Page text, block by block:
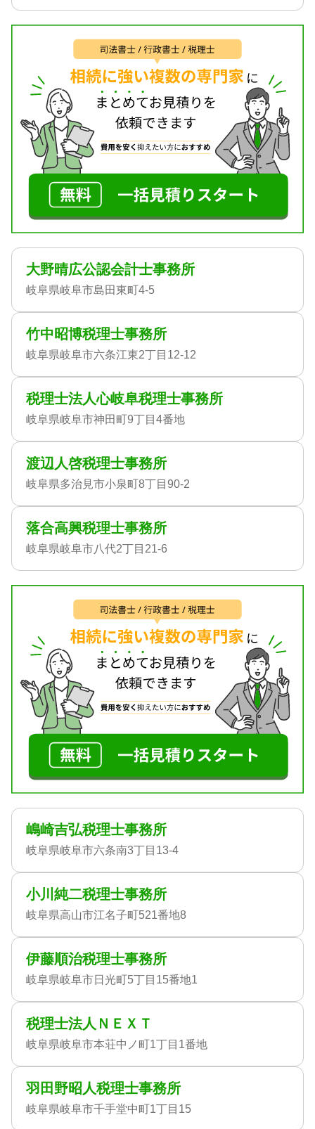
大野晴広公認会計士事務所
岐阜県岐阜市島田東町4-5
竹中昭博税理士事務所
岐阜県岐阜市六条江東2丁目12-12
税理士法人心岐阜税理士事務所
岐阜県岐阜市神田町9丁目4番地
渡辺人啓税理士事務所
岐阜県多治見市小泉町8丁目90-2
落合高興税理士事務所
岐阜県岐阜市八代2丁目21-6
嶋崎吉弘税理士事務所
岐阜県岐阜市六条南3丁目13-4
小川純二税理士事務所
岐阜県高山市江名子町521番地8
伊藤順治税理士事務所
岐阜県岐阜市日光町5丁目15番地1
税理士法人ＮＥＸＴ
岐阜県岐阜市本荘中ノ町1丁目1番地
羽田野昭人税理士事務所
岐阜県岐阜市千手堂中町1丁目15